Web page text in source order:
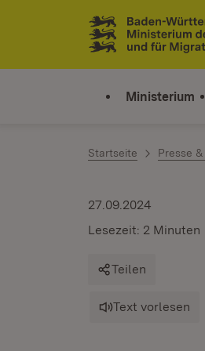
Zum Inhalt springen
Link zur Startseite
Ministerium
Startseite Presse
27.09.2024
Lesezeit: 2 Minuten
Teilen
Text vorlesen